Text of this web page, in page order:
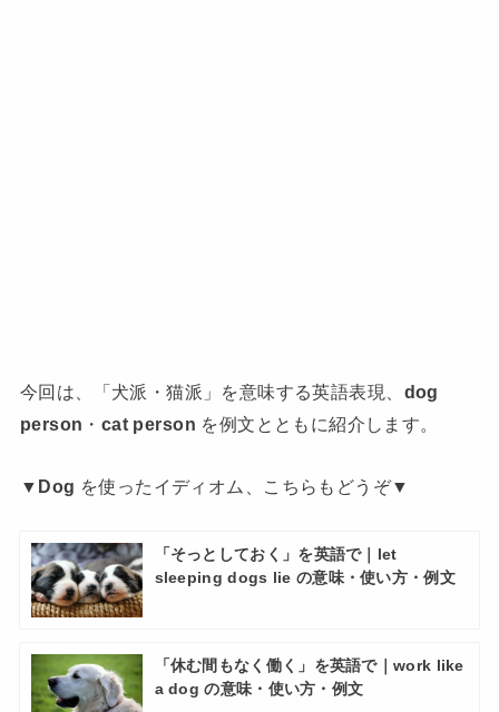
今回は、「犬派・猫派」を意味する英語表現、 dog
person ・ cat person を例文とともに紹介します。
▼ Dog を使ったイディオム、こちらもどうぞ▼
「そっとしておく」を英語で｜let
sleeping dogs lie の意味・使い方・例文
「休む間もなく働く」を英語で｜work like
a dog の意味・使い方・例文